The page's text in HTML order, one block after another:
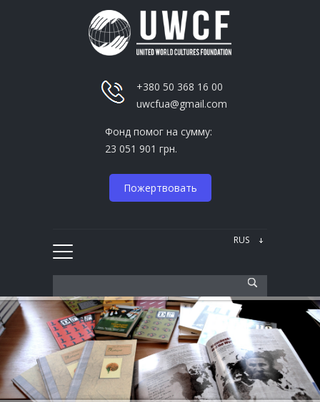
+380 50 368 16 00
uwcfua@gmail.com
Фонд помог на сумму:
23 051 901 грн.
Пожертвовать